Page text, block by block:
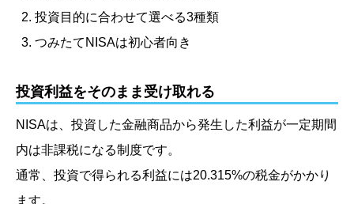
投資目的に合わせて選べる3種類
つみたてNISAは初心者向き
投資利益をそのまま受け取れる
NISAは、投資した金融商品から発生した利益が一定期間
内は非課税になる制度です。
通常、投資で得られる利益には20.315%の税金がかかり
ます。